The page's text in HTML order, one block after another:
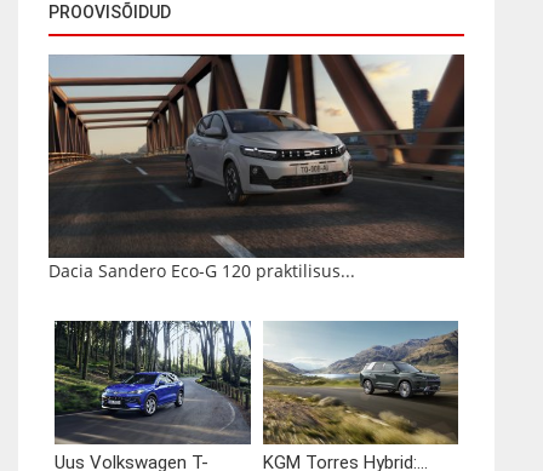
PROOVISÕIDUD
Dacia Sandero Eco-G 120 praktilisus...
Uus Volkswagen T- KGM Torres Hybrid:...